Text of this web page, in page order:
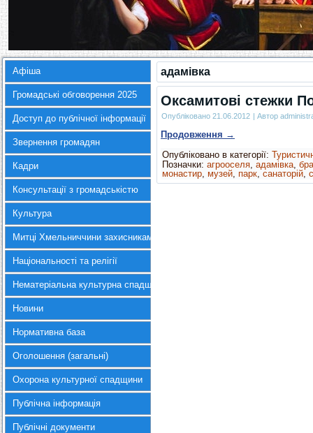
Афіша
Громадські обговорення 2025
Доступ до публічної інформації
Звернення громадян
Кадри
Консультації з громадськістю
Культура
Митці Хмельниччини захисникам України
Національності та релігії
Нематеріальна культурна спадщина
Новини
Нормативна база
Оголошення (загальні)
Охорона культурної спадщини
Публічна інформація
Публічні документи
адамівка
Оксамитові стежки
Опубліковано 21.06.2012 | Автор
Продовження →
Опубліковано в категорії:
Позначки: агрооселя, адамівка,
монастир, музей, парк, санаторій,